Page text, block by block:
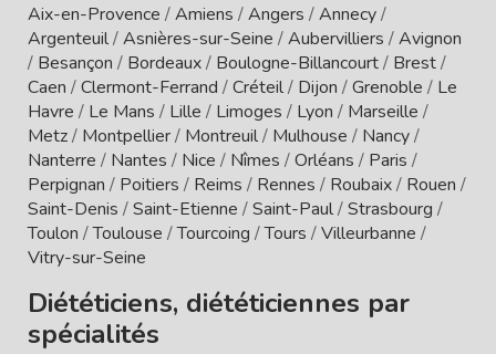
Aix-en-Provence /Amiens /Angers /Annecy/
Argenteuil/Asnières-sur-Seine /Aubervilliers /Avignon
/ Besançon / Bordeaux/ Boulogne-Billancourt/ Brest/
Caen /Clermont-Ferrand /Créteil/ Dijon /Grenoble / Le
Havre / Le Mans / Lille / Limoges / Lyon / Marseille /
Metz/ Montpellier/ Montreuil/ Mulhouse / Nancy/
Nanterre / Nantes / Nice / Nîmes /Orléans / Paris /
Perpignan / Poitiers / Reims / Rennes / Roubaix/ Rouen /
Saint-Denis /Saint-Etienne /Saint-Paul/Strasbourg /
Toulon /Toulouse /Tourcoing /Tours /Villeurbanne /
Vitry-sur-Seine
Diététiciens, diététiciennes par
spécialités